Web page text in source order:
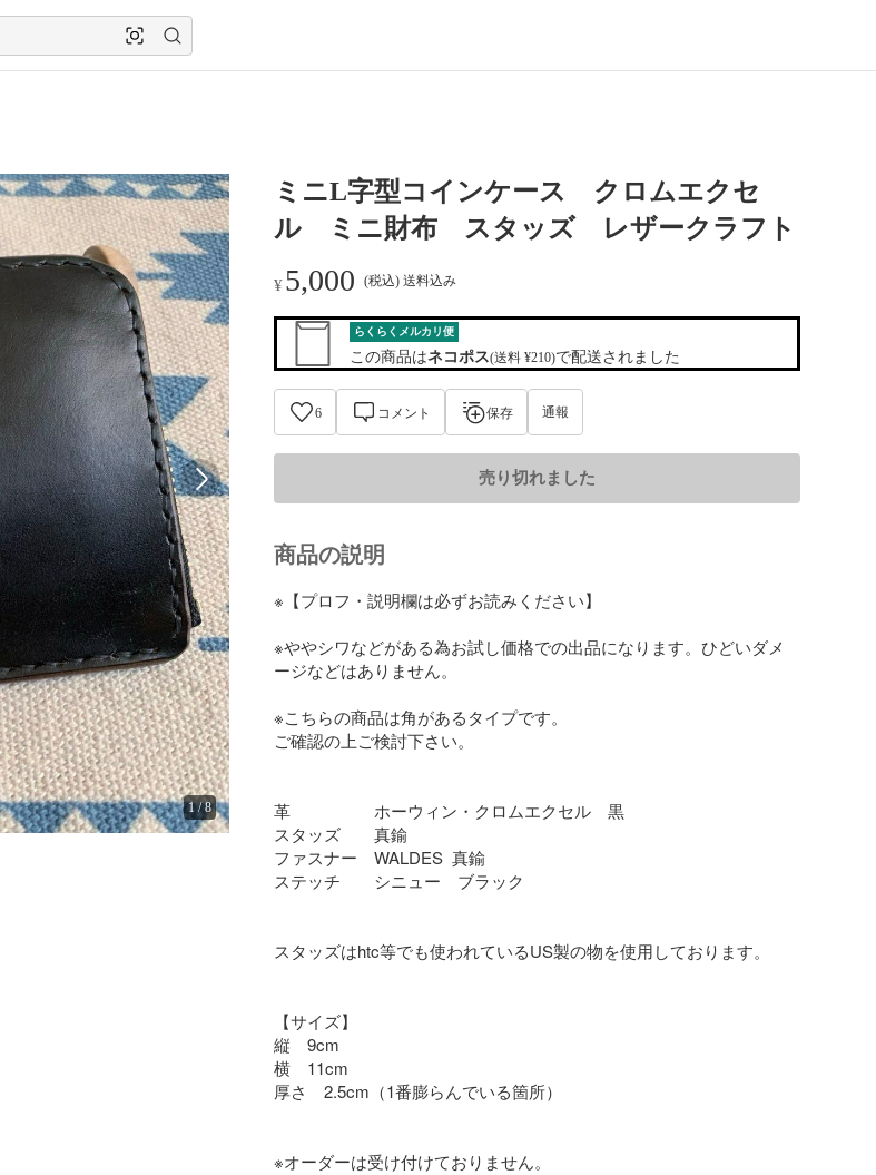
1/8
ミニL字型コインケース クロムエクセ
ル ミニ財布 スタッズ レザークラフト
¥ 5,000 (税込) 送料込み
らくらくメルカリ便
この商品はネコポス(送料 ¥210)で配送されました
6 コメント 保存 通報
売り切れました
商品の説明
※【プロフ・説明欄は必ずお読みください】
※ややシワなどがある為お試し価格での出品になります。ひどいダメ
ージなどはありません。
※こちらの商品は角があるタイプです。
ご確認の上ご検討下さい。
革　　　　　ホーウィン・クロムエクセル　黒
スタッズ　　真鍮
ファスナー　WALDES  真鍮
ステッチ　　シニュー　ブラック
スタッズはhtc等でも使われているUS製の物を使用しております。
【サイズ】
縦　9cm
横　11cm
厚さ　2.5cm（1番膨らんでいる箇所）
※オーダーは受け付けておりません。